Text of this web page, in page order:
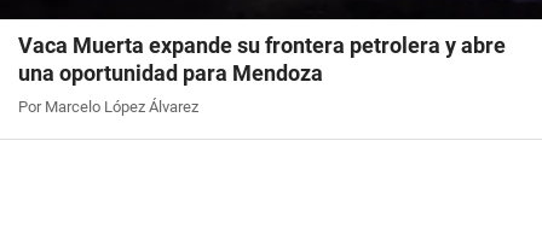
Vaca Muerta expande su frontera petrolera y abre
una oportunidad para Mendoza
Por Marcelo López Álvarez